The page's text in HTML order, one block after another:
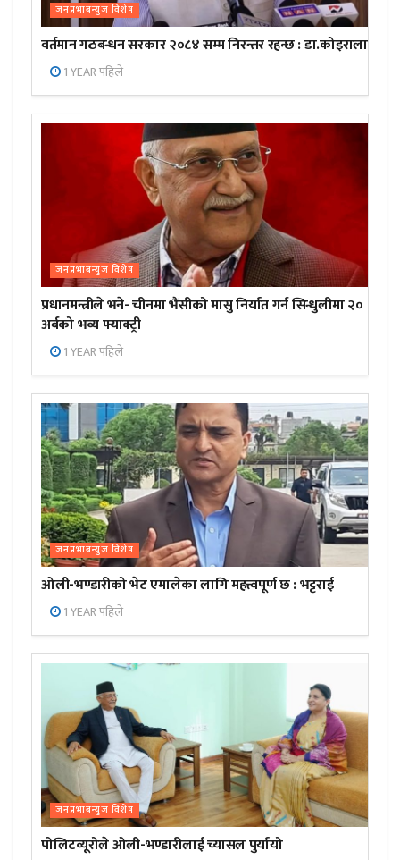
जनप्रभाबन्युज विशेष
वर्तमान गठबन्धन सरकार २०८४ सम्म निरन्तर रहन्छ : डा.कोइराला
1 YEAR पहिले
जनप्रभाबन्युज विशेष
प्रधानमन्त्रीले भने- चीनमा भैंसीको मासु निर्यात गर्न सिन्धुलीमा २०
अर्बको भव्य फ्याक्ट्री
1 YEAR पहिले
जनप्रभाबन्युज विशेष
ओली-भण्डारीको भेट एमालेका लागि महत्त्वपूर्ण छ : भट्टराई
1 YEAR पहिले
जनप्रभाबन्युज विशेष
पोलिटव्यूरोले ओली-भण्डारीलाई च्यासल पुर्यायो